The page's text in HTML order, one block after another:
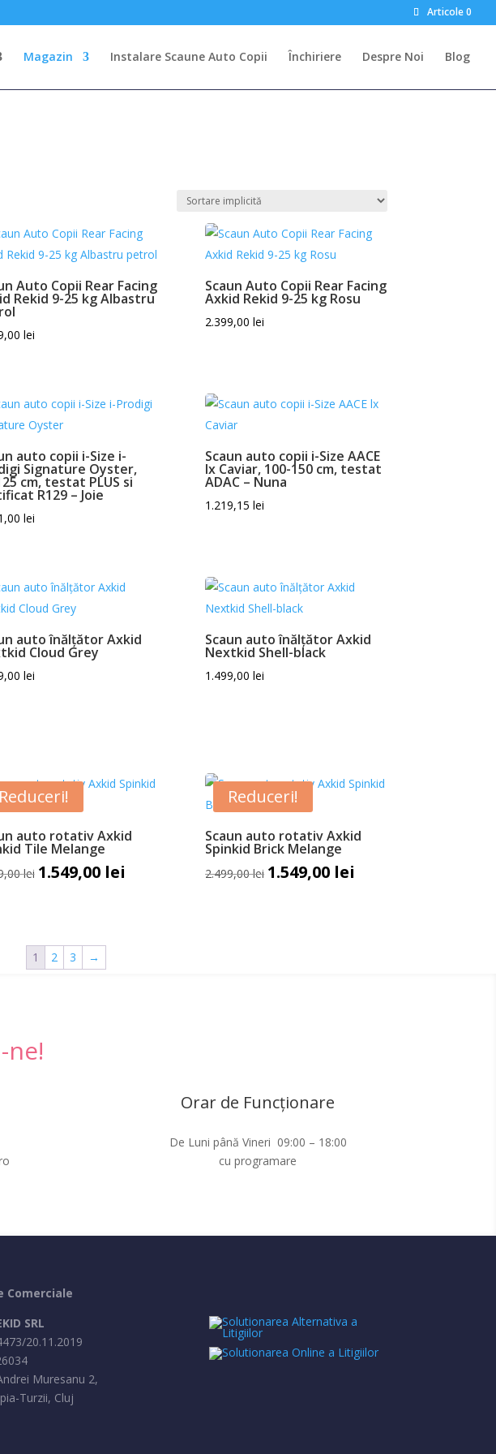
Articole 0
Magazin Instalare Scaune Auto Copii Închiriere Despre Noi Blog
Auto Copii Rear Facing
Rekid 9-25 kg Albastru
lei
Scaun Auto Copii Rear Facing
Axkid Rekid 9-25 kg Rosu
2.399,00lei
auto copii i-Size i-
Signature Oyster,
cm, testat PLUS si
R129 – Joie
lei
Scaun auto copii i-Size AACE
lx Caviar, 100-150 cm, testat
ADAC – Nuna
1.219,15lei
auto înălțător Axkid
Cloud Grey
lei
Scaun auto înălțător Axkid
Nextkid Shell-black
1.499,00lei
Reduceri!
auto rotativ Axkid
Tile Melange
lei Prețul
2.499,00 lei.
1.549,00 lei
Reduceri!
Scaun auto rotativ Axkid
Spinkid Brick Melange
2.499,00lei Prețul
1.549,00 lei
1
2 3 →
ne!
Orar de Funcționare
De Luni până Vineri 09:00 – 18:00
cu programare
Comerciale
SRL
20.11.2019
Muresanu 2,
Turzii, Cluj